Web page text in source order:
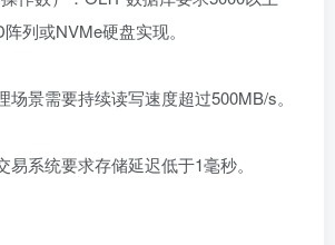
列或NVMe硬盘实现。
场景需要持续读写速度超过500MB/s。
系统要求存储延迟低于1毫秒。